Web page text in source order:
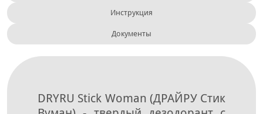
Инструкция
Документы
DRYRU Stick Woman (ДРАЙРУ Стик